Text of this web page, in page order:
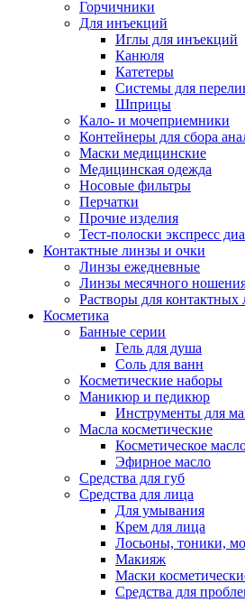
Горчичники
Для инъекций
Иглы для инъекций
Канюля
Катетеры
Системы для
Шприцы
Кало- и мочеприемники
Контейнеры для сбора
Маски медицинские
Медицинская одежда
Носовые фильтры
Перчатки
Прочие изделия
Тест-полоски экспресс
Контактные линзы и очки
Линзы ежедневные
Линзы месячного
Растворы для контактных
Косметика
Банные серии
Гель для душа
Соль для ванн
Косметические наборы
Маникюр и педикюр
Инструменты для
Масла косметические
Косметическое
Эфирное масло
Средства для губ
Средства для лица
Для умывания
Крем для лица
Лосьоны, тоники,
Макияж
Маски
Средства для